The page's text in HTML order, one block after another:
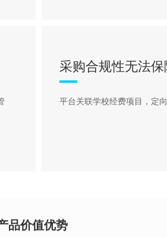
采购合规性无法保
平台关联学校经费项目，定
品价值优势